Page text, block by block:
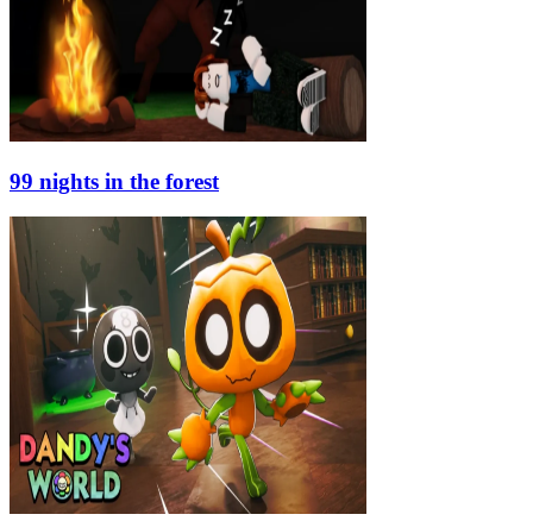
99 nights in the forest